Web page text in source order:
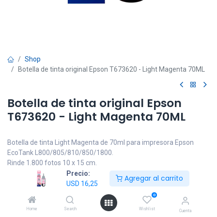
Precio:
USD 16,25
Agregar al carrito
Home Search
0
Wishlist Cuenta
Shop
Botella de tinta original Epson T673620 - Light Magenta 70ML
Botella de tinta original Epson
T673620 - Light Magenta 70ML
Botella de tinta Light Magenta de 70ml para impresora Epson
EcoTank L800/805/810/850/1800.
Rinde 1.800 fotos 10 x 15 cm.
16,25 IVA incluido